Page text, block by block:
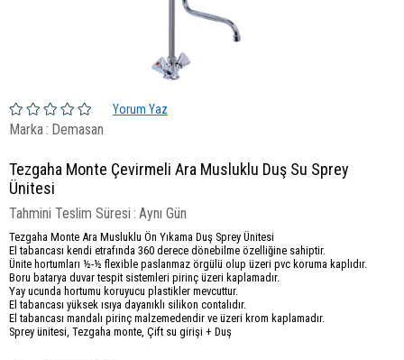
Yorum Yaz
Marka: Demasan
Tezgaha Monte Çevirmeli Ara Musluklu Duş Su Sprey
Ünitesi
Tahmini Teslim Süresi : Aynı Gün
Tezgaha Monte Ara Musluklu Ön Yıkama Duş Sprey Ünitesi
El tabancası kendi etrafında 360 derece dönebilme özelliğine sahiptir.
Ünite hortumları ½-½ flexible paslanmaz örgülü olup üzeri pvc koruma kaplıdır.
Boru batarya duvar tespit sistemleri pirinç üzeri kaplamadır.
Yay ucunda hortumu koruyucu plastikler mevcuttur.
El tabancası yüksek ısıya dayanıklı silikon contalıdır.
El tabancası mandalı pirinç malzemedendir ve üzeri krom kaplamadır.
Sprey ünitesi, Tezgaha monte, Çift su girişi + Duş